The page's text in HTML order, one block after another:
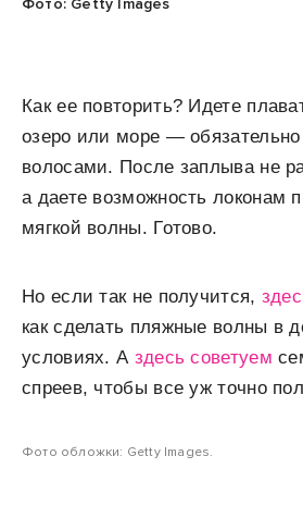
Фото: Getty Images
Как ее повторить? Идете
озеро или море —
волосами. После заплыва не
а даете возможность локонам
мягкой волны. Готово.
Но если так не получится,
как сделать пляжные волны в
условиях. А здесь советуем
спреев, чтобы все уж точно
Фото обложки: Getty Images.